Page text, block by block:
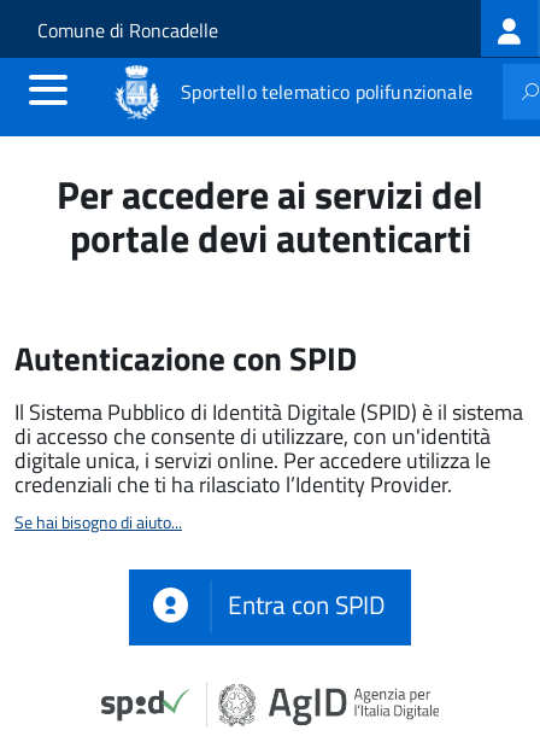
Salta al contenuto principale
Skip to site navigation
Comune di Roncadelle
Sportello telematico polifunzionale
Per accedere ai servizi del
portale devi autenticarti
Autenticazione con SPID
Il Sistema Pubblico di Identità Digitale (SPID) è il sistema
di accesso che consente di utilizzare, con un'identità
digitale unica, i servizi online. Per accedere utilizza le
credenziali che ti ha rilasciato l’Identity Provider.
Se hai bisogno di aiuto...
Entra con SPID